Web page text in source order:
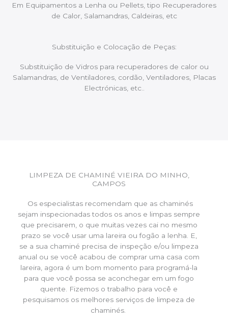
Em Equipamentos a Lenha ou Pellets, tipo Recuperadores
de Calor, Salamandras, Caldeiras, etc
Substituição e Colocação de Peças:
Substituição de Vidros para recuperadores de calor ou
Salamandras, de Ventiladores, cordão, Ventiladores, Placas
Electrónicas, etc..
LIMPEZA DE CHAMINÉ VIEIRA DO MINHO,
CAMPOS
Os especialistas recomendam que as chaminés
sejam inspecionadas todos os anos e limpas sempre
que precisarem, o que muitas vezes cai no mesmo
prazo se você usar uma lareira ou fogão a lenha. E,
se a sua chaminé precisa de inspeção e/ou limpeza
anual ou se você acabou de comprar uma casa com
lareira, agora é um bom momento para programá-la
para que você possa se aconchegar em um fogo
quente. Fizemos o trabalho para você e
pesquisamos os melhores serviços de limpeza de
chaminés.